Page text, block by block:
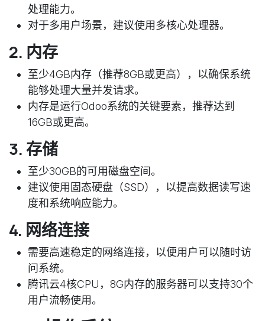
处理能力。
对于多用户场景，建议使用多核心处理器。
2. 内存
至少4GB内存（推荐8GB或更高），以确保系统
能够处理大量并发请求。
内存是运行Odoo系统的关键要素，推荐达到
16GB或更高。
3. 存储
至少30GB的可用磁盘空间。
建议使用固态硬盘（SSD），以提高数据读写速
度和系统响应能力。
4. 网络连接
需要高速稳定的网络连接，以便用户可以随时访
问系统。
腾讯云4核CPU，8G内存的服务器可以支持30个
用户流畅使用。